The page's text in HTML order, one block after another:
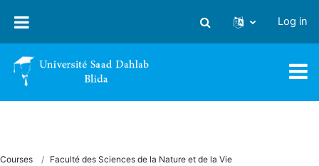
Toggle search input
Log in
Courses
Faculté des Sciences de la Nature et de la Vie